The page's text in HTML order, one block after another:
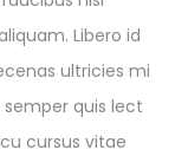
Libero id
ultricies mi
quis lect
cursus vitae